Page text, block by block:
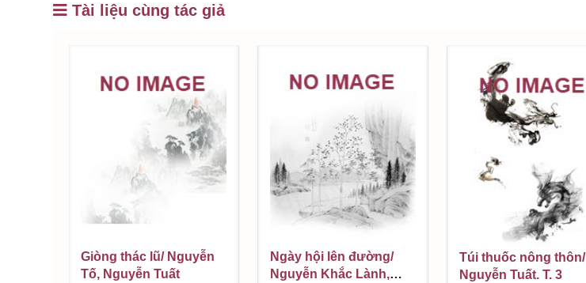
Tài liệu cùng tác giả
Giòng thác lũ/ Nguyễn
Tố, Nguyễn Tuất
Ngày hội lên đường/
Nguyễn Khắc Lành,
Túi thuốc nông thôn/
Nguyễn Tuất. T. 3